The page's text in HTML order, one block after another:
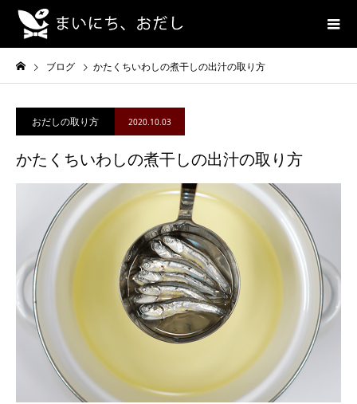
ブログ かたくちいわしの煮干しの出汁の取り方
おだしの取り方 2020.10.03
かたくちいわしの煮干しの出汁の取り方